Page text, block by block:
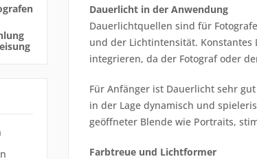
Dauerlicht in der Anwendung
Dauerlichtquellen sind für
und der Lichtintensität.
integrieren, da der Fotograf oder
Für Anfänger ist Dauerlicht sehr
in der Lage dynamisch und
geöffneter Blende wie Portraits,
Farbtreue und Lichtformer